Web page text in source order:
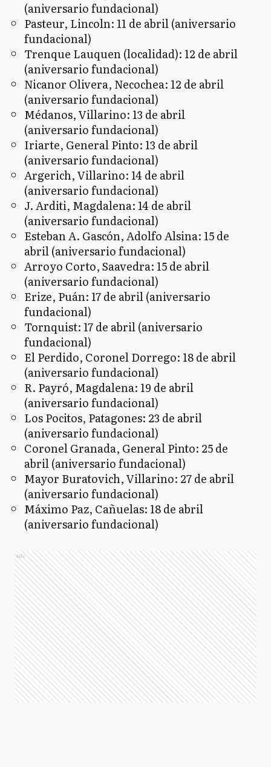
(aniversario fundacional)
Pasteur, Lincoln: 11 de abril (aniversario
fundacional)
Trenque Lauquen (localidad): 12 de abril
(aniversario fundacional)
Nicanor Olivera, Necochea: 12 de abril
(aniversario fundacional)
Médanos, Villarino: 13 de abril
(aniversario fundacional)
Iriarte, General Pinto: 13 de abril
(aniversario fundacional)
Argerich, Villarino: 14 de abril
(aniversario fundacional)
J. Arditi, Magdalena: 14 de abril
(aniversario fundacional)
Esteban A. Gascón, Adolfo Alsina: 15 de
abril (aniversario fundacional)
Arroyo Corto, Saavedra: 15 de abril
(aniversario fundacional)
Erize, Puán: 17 de abril (aniversario
fundacional)
Tornquist: 17 de abril (aniversario
fundacional)
El Perdido, Coronel Dorrego: 18 de abril
(aniversario fundacional)
R. Payró, Magdalena: 19 de abril
(aniversario fundacional)
Los Pocitos, Patagones: 23 de abril
(aniversario fundacional)
Coronel Granada, General Pinto: 25 de
abril (aniversario fundacional)
Mayor Buratovich, Villarino: 27 de abril
(aniversario fundacional)
Máximo Paz, Cañuelas: 18 de abril
(aniversario fundacional)
Ads